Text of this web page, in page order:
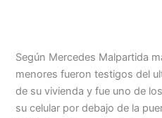
Según Mercedes Malpartida
menores fueron testigos del
de su vivienda y fue uno de
su celular por debajo de la